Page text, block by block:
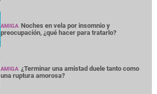
AMIGA Noches en vela por insomnio y
preocupación, ¿qué hacer para tratarlo?
AMIGA ¿Terminar una amistad duele tanto como
una ruptura amorosa?